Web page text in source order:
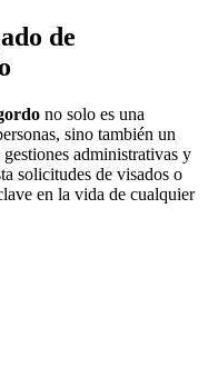
de
no solo es una
sino también un
administrativas y
solicitudes de visados o
en la vida de cualquier